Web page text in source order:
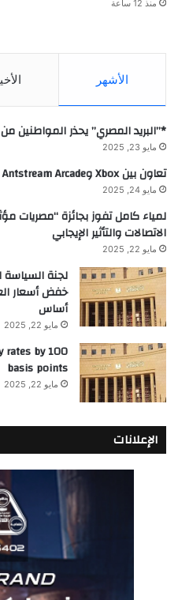
منذ 12 ساعة
الأشهر
*”البريد المصري” يحذر المواطنين
مايو 23, 2025
تعاون بين Xbox وAntstream Arcade
مايو 24, 2025
لمياء كامل تفوز بجائزة “مصريات
الاتصالات والتأثير الإيجابي
مايو 22, 2025
لجنة السياسة
أساس
مايو 22, 2025
rates by 100
basis points
مايو 22, 2025
الإعلانات